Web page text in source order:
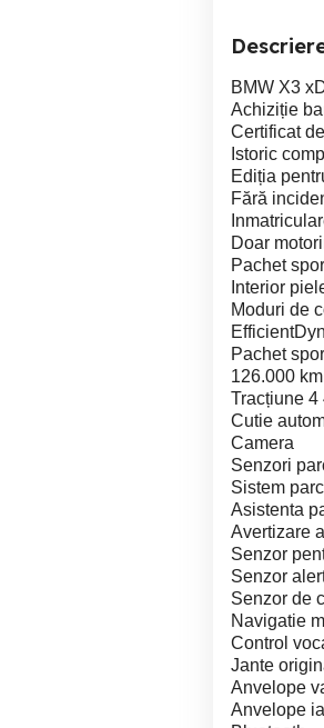
BMW X3
Achiziție
Certificat
Istoric
Ediția
Fără
Doar
Pachet
Interior
Moduri de
Pachet
126.000 km
Tracțiune 4
Cutie
Camera
Senzori
Sistem
Asistenta
Avertizare
Senzor
Senzor
Senzor de
Navigatie
Control
Jante
Anvelope
Anvelope